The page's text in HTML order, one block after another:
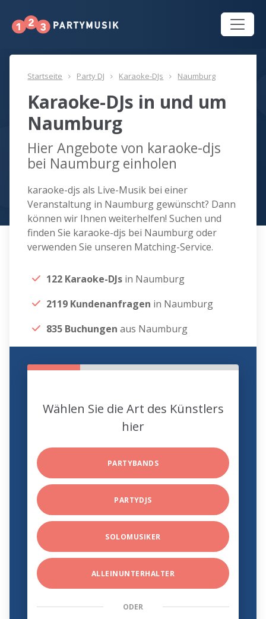
Startseite Party DJ Karaoke-DJs Naumburg
Karaoke-DJs in und um
Naumburg
Hier Angebote von karaoke-djs
bei Naumburg einholen
karaoke-djs als Live-Musik bei einer
Veranstaltung in Naumburg gewünscht? Dann
können wir Ihnen weiterhelfen! Suchen und
finden Sie karaoke-djs bei Naumburg oder
verwenden Sie unseren Matching-Service.
122 Karaoke-DJs in Naumburg
2119 Kundenanfragen in Naumburg
835 Buchungen aus Naumburg
Wählen Sie die Art des Künstlers
hier
PARTYBANDS
PARTYDJS
SOLOMUSIKER
ALLEINUNTERHALTER
ODER